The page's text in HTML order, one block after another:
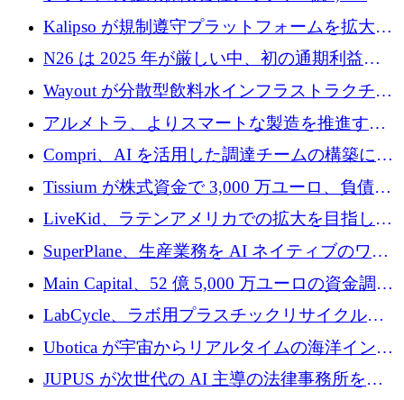
ユーロの資金調達ラウンドで合意
Kalipso が規制遵守プラットフォームを拡大す
るために 320 万ドルを調達
N26 は 2025 年が厳しい中、初の通期利益を
達成
Wayout が分散型飲料水インフラストラクチャ
プラットフォームを拡張するために 242 万ユ
ーロを調達
アルメトラ、よりスマートな製造を推進する
ためにシリーズ A で 1,630 万ユーロを確保
Compri、AI を活用した調達チームの構築に
320 万ユーロを確保
Tissium が株式資金で 3,000 万ユーロ、負債で
3,000 万ユーロを調達
LiveKid、ラテンアメリカでの拡大を目指して
Aldea を買収
SuperPlane、生産業務を AI ネイティブのワー
クフロー層に変えるために 260 万ドルを確保
Main Capital、52 億 5,000 万ユーロの資金調達
でエンタープライズ ソフトウェアの開発を倍
LabCycle、ラボ用プラスチックリサイクルシ
ステムを商業化し、焼却廃棄物を削減するた
めに43万ポンドを確保
Ubotica が宇宙からリアルタイムの海洋インテ
リジェンスを拡張するために 1,100 万ドルを
JUPUS が次世代の AI 主導の法律事務所を強